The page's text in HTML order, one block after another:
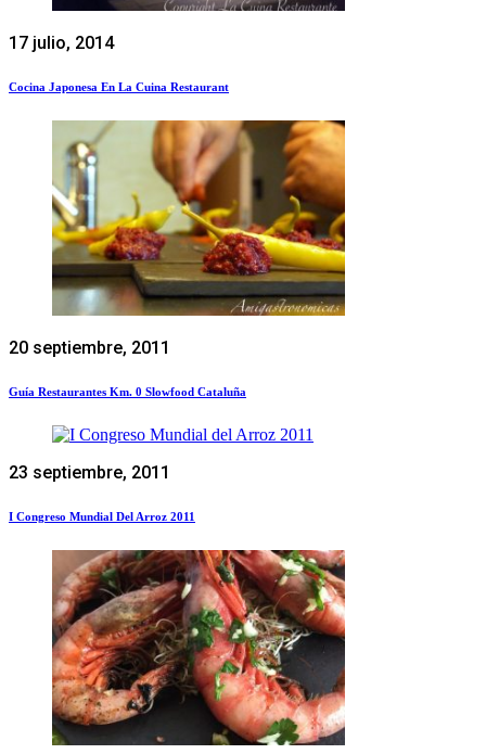
17 julio, 2014
Cocina Japonesa En La Cuina Restaurant
20 septiembre, 2011
Guía Restaurantes Km. 0 Slowfood Cataluña
23 septiembre, 2011
I Congreso Mundial Del Arroz 2011